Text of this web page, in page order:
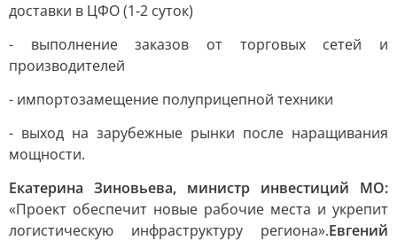
доставки в ЦФО (1-2 суток)
- выполнение заказов от торговых сетей и
производителей
- импортозамещение полуприцепной техники
- выход на зарубежные рынки после наращивания
мощности.
Екатерина Зиновьева, министр инвестиций МО:
«Проект обеспечит новые рабочие места и укрепит
логистическую инфраструктуру региона».Евгений